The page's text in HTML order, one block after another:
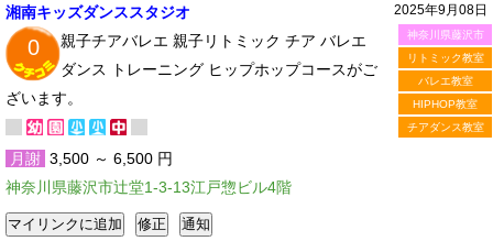
2025年9月08日
神奈川県藤沢市
リトミック教室
バレエ教室
HIPHOP教室
チアダンス教室
湘南キッズダンススタジオ
0
親子チアバレエ 親子リトミック チア バレエ
ダンス トレーニング ヒップホップコースがご
ざいます。
月謝 3,500 ～ 6,500 円
神奈川県藤沢市辻堂1-3-13江戸惣ビル4階